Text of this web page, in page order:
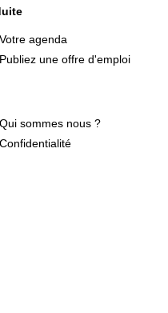
Votre agenda
Publiez une offre d'emploi
Qui sommes nous ?
Confidentialité